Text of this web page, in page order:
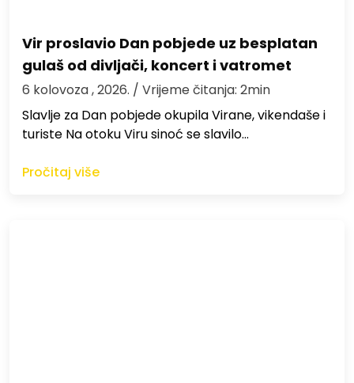
Vir proslavio Dan pobjede uz besplatan
gulaš od divljači, koncert i vatromet
6 kolovoza , 2026. / Vrijeme čitanja: 2min
Slavlje za Dan pobjede okupila Virane, vikendaše i
turiste Na otoku Viru sinoć se slavilo…
Pročitaj više